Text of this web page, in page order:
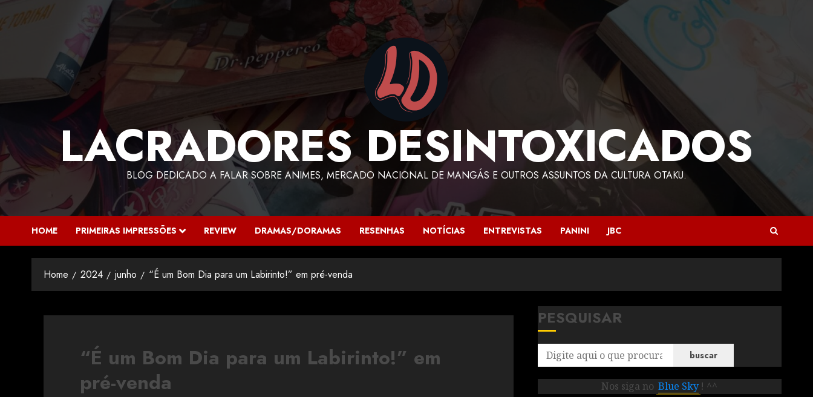
LACRADORES DESINTOXICADOS
BLOG DEDICADO A FALAR SOBRE ANIMES, MERCADO NACIONAL DE MANGÁS E OUTROS ASSUNTOS DA CULTURA OTAKU.
HOME PRIMEIRAS IMPRESSÕES REVIEW DRAMAS/DORAMAS RESENHAS NOTÍCIAS ENTREVISTAS PANINI JBC
Home 2024 junho “É um Bom Dia para um Labirinto!” em pré-venda
“É um Bom Dia para um Labirinto!” em
pré-venda
PESQUISAR
buscar
Nos siga no Blue Sky ! ^^